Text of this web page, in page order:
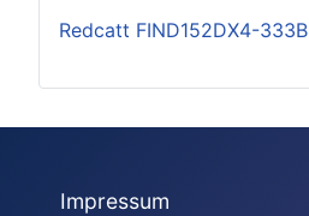
Redcatt FIND152DX4-333B
Impressum